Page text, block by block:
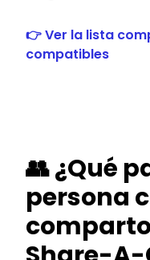
👉 Ver la lista
compatibles
👥 ¿Qué
persona